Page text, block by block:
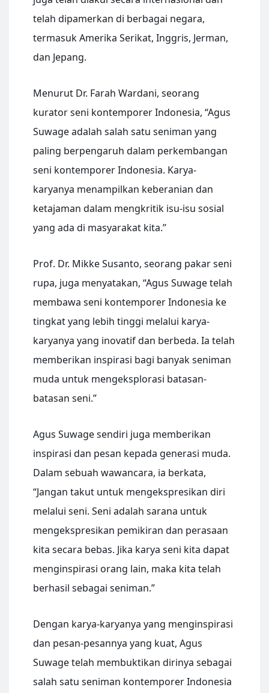
telah dipamerkan di berbagai negara,
termasuk Amerika Serikat, Inggris, Jerman,
dan Jepang.
Menurut Dr. Farah Wardani, seorang
kurator seni kontemporer Indonesia, “Agus
Suwage adalah salah satu seniman yang
paling berpengaruh dalam perkembangan
seni kontemporer Indonesia. Karya-
karyanya menampilkan keberanian dan
ketajaman dalam mengkritik isu-isu sosial
yang ada di masyarakat kita.”
Prof. Dr. Mikke Susanto, seorang pakar seni
rupa, juga menyatakan, “Agus Suwage telah
membawa seni kontemporer Indonesia ke
tingkat yang lebih tinggi melalui karya-
karyanya yang inovatif dan berbeda. Ia telah
memberikan inspirasi bagi banyak seniman
muda untuk mengeksplorasi batasan-
batasan seni.”
Agus Suwage sendiri juga memberikan
inspirasi dan pesan kepada generasi muda.
Dalam sebuah wawancara, ia berkata,
“Jangan takut untuk mengekspresikan diri
melalui seni. Seni adalah sarana untuk
mengekspresikan pemikiran dan perasaan
kita secara bebas. Jika karya seni kita dapat
menginspirasi orang lain, maka kita telah
berhasil sebagai seniman.”
Dengan karya-karyanya yang menginspirasi
dan pesan-pesannya yang kuat, Agus
Suwage telah membuktikan dirinya sebagai
salah satu seniman kontemporer Indonesia